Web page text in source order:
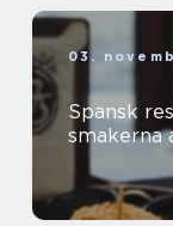
03.
Spansk
smakerna